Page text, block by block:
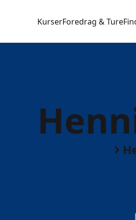
KurserForedrag & Ture